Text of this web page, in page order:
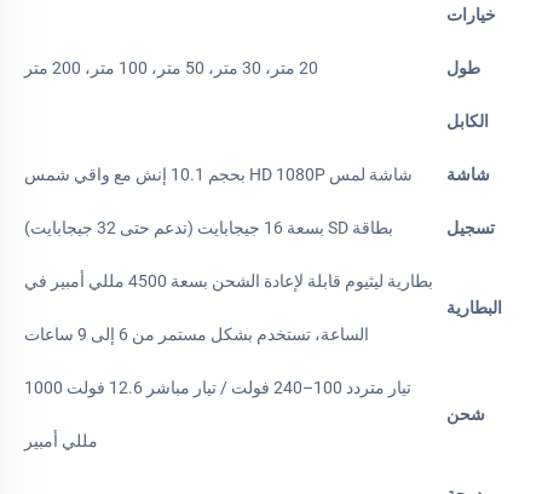
خيارات
طول
الكابل
20 متر، 30 متر، 50 متر، 100 متر، 200 متر
شاشة شاشة لمس HD 1080P بحجم 10.1 إنش مع واقي شمس
تسجيل بطاقة SD بسعة 16 جيجابايت (تدعم حتى 32 جيجابايت)
البطارية
بطارية ليثيوم قابلة لإعادة الشحن بسعة 4500 مللي أمبير في
الساعة، تستخدم بشكل مستمر من 6 إلى 9 ساعات
شحن
تيار متردد 100–240 فولت / تيار مباشر 12.6 فولت 1000
مللي أمبير